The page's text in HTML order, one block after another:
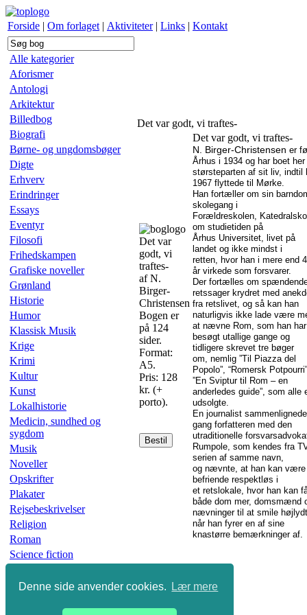
Denne side anvender cookies. Lær mere
Forside | Om forlaget | Aktiviteter | Links | Kontakt
Alle kategorier
Aforismer
Antologi
Arkitektur
Billedbog
Biografi
Børne- og ungdomsbøger
Digte
Erhverv
Erindringer
Essays
Eventyr
Filosofi
Frihedskampen
Grafiske noveller
Grønland
Historie
Humor
Klassisk Musik
Krige
Krimi
Kultur
Kunst
Lokalhistorie
Medicin, sundhed og
sygdom
Musik
Noveller
Opskrifter
Plakater
Rejsebeskrivelser
Religion
Roman
Science fiction
Slægtsbøger
Det var godt, vi traftes-
Det var
godt, vi
traftes-
af N.
Birger-
Christensen
Bogen er
på 124
sider.
Format:
A5.
Pris: 128
kr. (+
porto).
Bestil
Det var godt, vi traftes-
N. Birger-Christensen er
Århus i 1934 og har boet her
størsteparten af sit liv, indtil
1967 flyttede til Mørke.
Han fortæller om sin
skolegang i
Forældreskolen,
om studietiden på
Århus Universitet, livet på
landet og ikke mindst i
retten, hvor han i mere end
år virkede som forsvarer.
Der fortælles om
retssager krydret med
fra retslivet, og så kan han
naturligvis ikke lade være
at nævne Rom, som han har
besøgt utallige gange og
tidligere skrevet tre bøger
om, nemlig ”Til Piazza del
Popolo”, “Romersk
”En Sviptur til Rom – en
anderledes guide”, som alle
udsolgte.
En journalist
gang forfatteren med den
utraditionelle
Rumpole, som kendes fra
serien af samme navn,
og nævnte, at han kan være
befriende respektløs i
et retslokale, hvor han kan
både dom mer, domsmænd
nævninger til at smile
når han fyrer en af sine
knastørre bemærkninger af.